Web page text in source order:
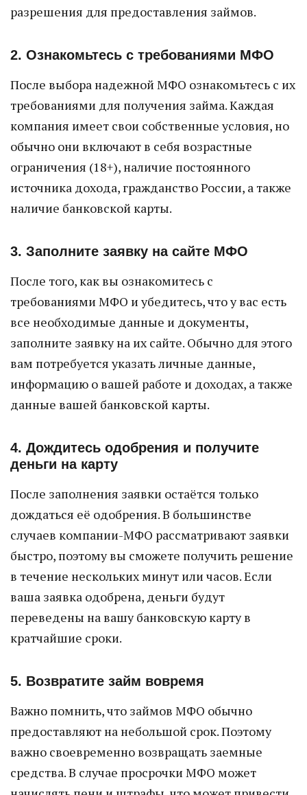
разрешения для предоставления займов.
2. Ознакомьтесь с требованиями МФО
После выбора надежной МФО ознакомьтесь с их
требованиями для получения займа. Каждая
компания имеет свои собственные условия, но
обычно они включают в себя возрастные
ограничения (18+), наличие постоянного
источника дохода, гражданство России, а также
наличие банковской карты.
3. Заполните заявку на сайте МФО
После того, как вы ознакомитесь с
требованиями МФО и убедитесь, что у вас есть
все необходимые данные и документы,
заполните заявку на их сайте. Обычно для этого
вам потребуется указать личные данные,
информацию о вашей работе и доходах, а также
данные вашей банковской карты.
4. Дождитесь одобрения и получите
деньги на карту
После заполнения заявки остаётся только
дождаться её одобрения. В большинстве
случаев компании-МФО рассматривают заявки
быстро, поэтому вы сможете получить решение
в течение нескольких минут или часов. Если
ваша заявка одобрена, деньги будут
переведены на вашу банковскую карту в
кратчайшие сроки.
5. Возвратите займ вовремя
Важно помнить, что займов МФО обычно
предоставляют на небольшой срок. Поэтому
важно своевременно возвращать заемные
средства. В случае просрочки МФО может